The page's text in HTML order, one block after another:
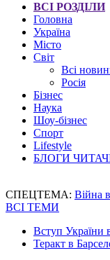
ВСІ РОЗДІЛИ
Головна
Україна
Місто
Світ
Всі
Росія
Бізнес
Наука
Шоу-бізнес
Спорт
Lifestyle
БЛОГИ
СПЕЦТЕМА: Війна
ВСІ ТЕМИ
Вступ України
Теракт в